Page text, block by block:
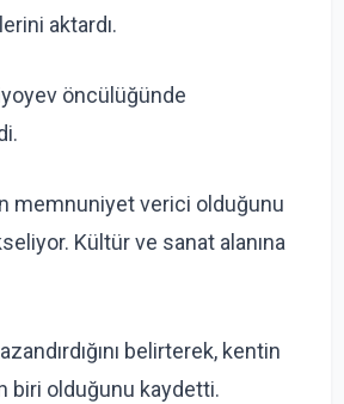
aktardı.
öncülüğünde
memnuniyet verici olduğunu
Kültür ve sanat alanına
belirterek, kentin
biri olduğunu kaydetti.